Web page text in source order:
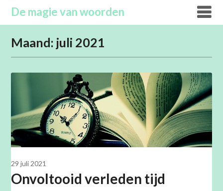
Overslaan
naar
De magie van woorden
Maand: juli 2021
29 juli 2021
Onvoltooid verleden tijd